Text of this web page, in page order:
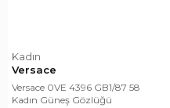
Kadın
Versace
Versace 0VE 4396 GB1/87 58
Kadın Güneş Gözlüğü